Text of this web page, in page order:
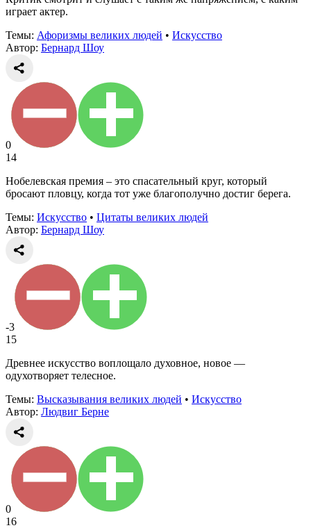
играет актер.
Темы: Афоризмы великих людей • Искусство
Автор: Бернард Шоу
0
14
Нобелевская премия – это спасательный круг, который
бросают пловцу, когда тот уже благополучно достиг берега.
Темы: Искусство • Цитаты великих людей
Автор: Бернард Шоу
-3
15
Древнее искусство воплощало духовное, новое —
одухотворяет телесное.
Темы: Высказывания великих людей • Искусство
Автор: Людвиг Берне
0
16